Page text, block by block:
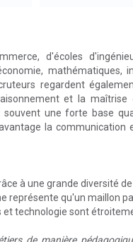
d'écoles
mathématiques,
regardent
et la maîtrise
une forte base
la communication
à une grande diversité
représente qu'un maillon
technologie sont